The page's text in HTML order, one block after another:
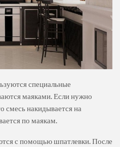
специальные
маяками. Если нужно
смесь накидывается на
по маякам.
с помощью шпатлевки. После